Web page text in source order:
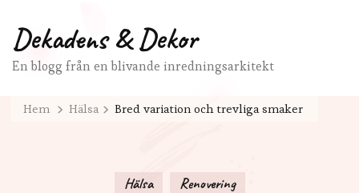
Dekadens & Dekor
En blogg från en blivande inredningsarkitekt
Hem Hälsa Bred variation och trevliga smaker
Hälsa Renovering